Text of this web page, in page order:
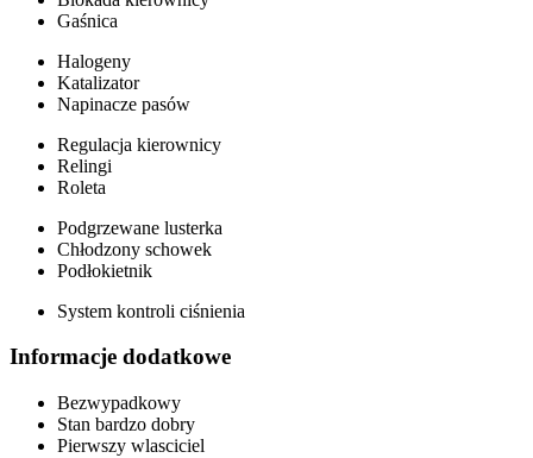
Gaśnica
Halogeny
Katalizator
Napinacze pasów
Regulacja kierownicy
Relingi
Roleta
Podgrzewane lusterka
Chłodzony schowek
Podłokietnik
System kontroli ciśnienia
Informacje dodatkowe
Bezwypadkowy
Stan bardzo dobry
Pierwszy wlasciciel